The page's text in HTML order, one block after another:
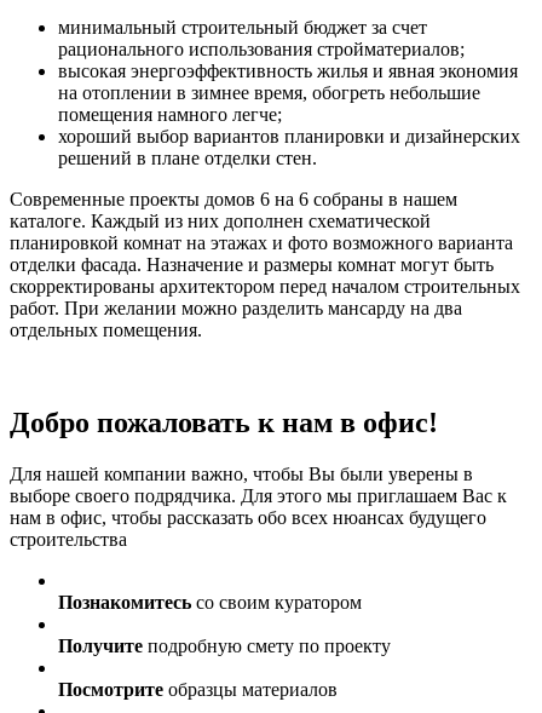
минимальный строительный бюджет за счет
рационального использования стройматериалов;
высокая энергоэффективность жилья и явная экономия
на отоплении в зимнее время, обогреть небольшие
помещения намного легче;
хороший выбор вариантов планировки и дизайнерских
решений в плане отделки стен.
Современные проекты домов 6 на 6 собраны в нашем
каталоге. Каждый из них дополнен схематической
планировкой комнат на этажах и фото возможного варианта
отделки фасада. Назначение и размеры комнат могут быть
скорректированы архитектором перед началом строительных
работ. При желании можно разделить мансарду на два
отдельных помещения.
Добро пожаловать к нам в офис!
Для нашей компании важно, чтобы Вы были уверены в
выборе своего подрядчика. Для этого мы приглашаем Вас к
нам в офис, чтобы рассказать обо всех нюансах будущего
строительства
Познакомитесь со своим куратором
Получите подробную смету по проекту
Посмотрите образцы материалов